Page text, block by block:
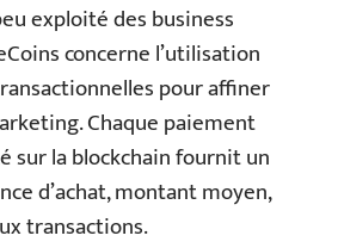
exploité des business
concerne l’utilisation
pour affiner
Chaque paiement
sur la blockchain fournit un
d’achat, montant moyen,
transactions.